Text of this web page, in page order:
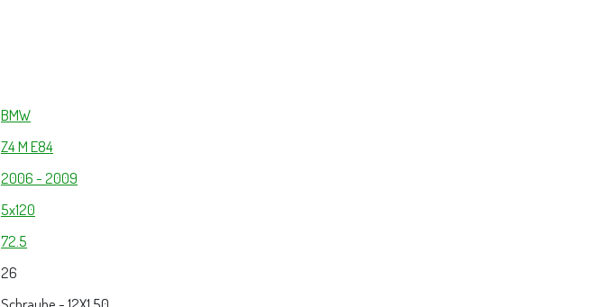
BMW
Z4 M E84
2006 - 2009
5x120
72.5
26